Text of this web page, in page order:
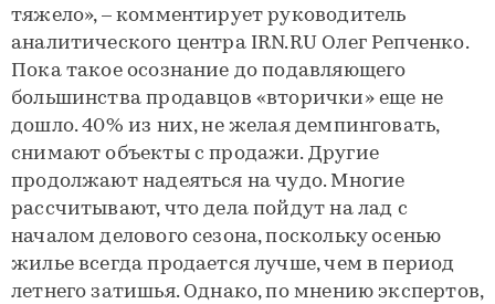
тяжело», – комментирует руководитель
аналитического центра IRN.RU Олег Репченко.
Пока такое осознание до подавляющего
большинства продавцов «вторички» еще не
дошло. 40% из них, не желая демпинговать,
снимают объекты с продажи. Другие
продолжают надеяться на чудо. Многие
рассчитывают, что дела пойдут на лад с
началом делового сезона, поскольку осенью
жилье всегда продается лучше, чем в период
летнего затишья. Однако, по мнению экспертов,